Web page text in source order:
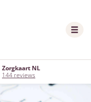
Zorgkaart NL
144 reviews